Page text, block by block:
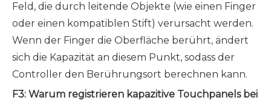
Feld, die durch leitende Objekte (wie einen Finger
oder einen kompatiblen Stift) verursacht werden.
Wenn der Finger die Oberfläche berührt, ändert
sich die Kapazität an diesem Punkt, sodass der
Controller den Berührungsort berechnen kann.
F3: Warum registrieren kapazitive Touchpanels bei